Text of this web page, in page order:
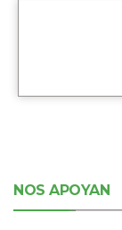
NOS APOYAN